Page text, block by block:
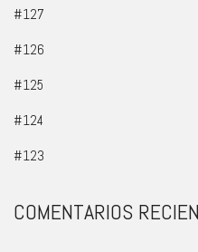
#127
#126
#125
#124
#123
COMENTARIOS